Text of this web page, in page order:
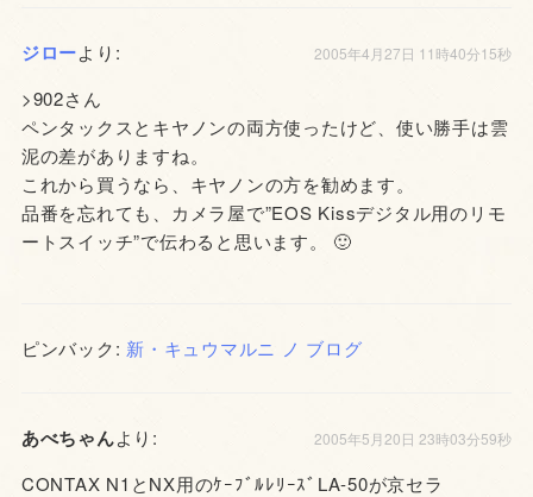
ジローより: 2005年4月27日 11時40分15秒
>902さん
ペンタックスとキヤノンの両方使ったけど、使い勝手は雲
泥の差がありますね。
これから買うなら、キヤノンの方を勧めます。
品番を忘れても、カメラ屋で”EOS Kissデジタル用のリモ
ートスイッチ”で伝わると思います。 🙂
ピンバック: 新・キュウマルニ ノ ブログ
あべちゃんより: 2005年5月20日 23時03分59秒
CONTAX N1とNX用のｹｰﾌﾞﾙﾚﾘｰｽﾞLA-50が京セラ